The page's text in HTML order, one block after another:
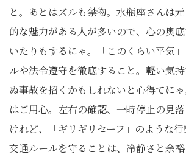
と。あとはズルも禁物。水瓶座さんは
的な魅力がある人が多いので、心の奥
いたりもするにゃ。「このくらい平気
ルや法令遵守を徹底すること。軽い気
ぬ事故を招くかもしれないと心得てに
はご用心。左右の確認、一時停止の見
けれど、「ギリギリセーフ」のような行
交通ルールを守ることは、冷静さと余裕